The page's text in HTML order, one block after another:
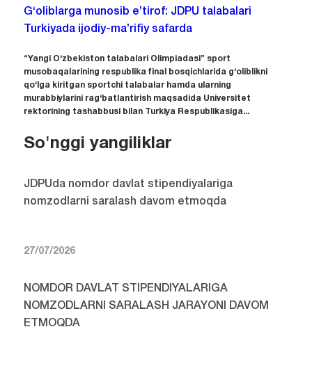
G‘oliblarga munosib e’tirof: JDPU talabalari
Turkiyada ijodiy-ma’rifiy safarda
“Yangi O‘zbekiston talabalari Olimpiadasi” sport
musobaqalarining respublika final bosqichlarida g‘oliblikni
qo‘lga kiritgan sportchi talabalar hamda ularning
murabbiylarini rag‘batlantirish maqsadida Universitet
rektorining tashabbusi bilan Turkiya Respublikasiga...
So'nggi yangiliklar
JDPUda nomdor davlat stipendiyalariga
nomzodlarni saralash davom etmoqda
27/07/2026
NOMDOR DAVLAT STIPENDIYALARIGA
NOMZODLARNI SARALASH JARAYONI DAVOM
ETMOQDA